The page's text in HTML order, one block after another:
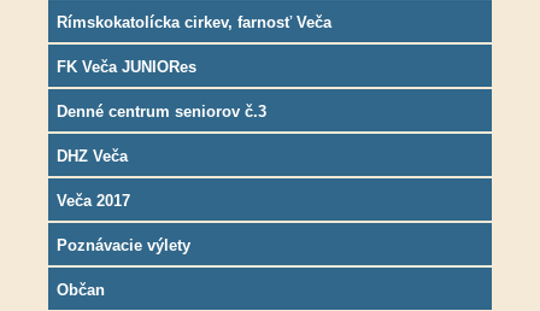
Rímskokatolícka cirkev, farnosť Veča
FK Veča JUNIORes
Denné centrum seniorov č.3
DHZ Veča
Veča 2017
Poznávacie výlety
Občan